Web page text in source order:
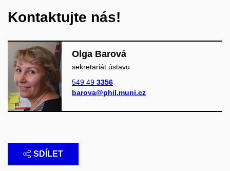
Kontaktujte nás!
Olga Barová
sekretariát ústavu
549 49 3356
barova@phil.muni.cz
SDÍLET